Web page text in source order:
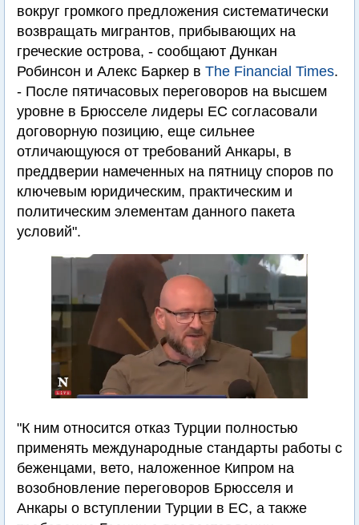
вокруг громкого предложения систематически
возвращать мигрантов, прибывающих на
греческие острова, - сообщают Дункан
Робинсон и Алекс Баркер в The Financial Times.
- После пятичасовых переговоров на высшем
уровне в Брюсселе лидеры ЕС согласовали
договорную позицию, еще сильнее
отличающуюся от требований Анкары, в
преддверии намеченных на пятницу споров по
ключевым юридическим, практическим и
политическим элементам данного пакета
условий".
"К ним относится отказ Турции полностью
применять международные стандарты работы с
беженцами, вето, наложенное Кипром на
возобновление переговоров Брюсселя и
Анкары о вступлении Турции в ЕС, а также